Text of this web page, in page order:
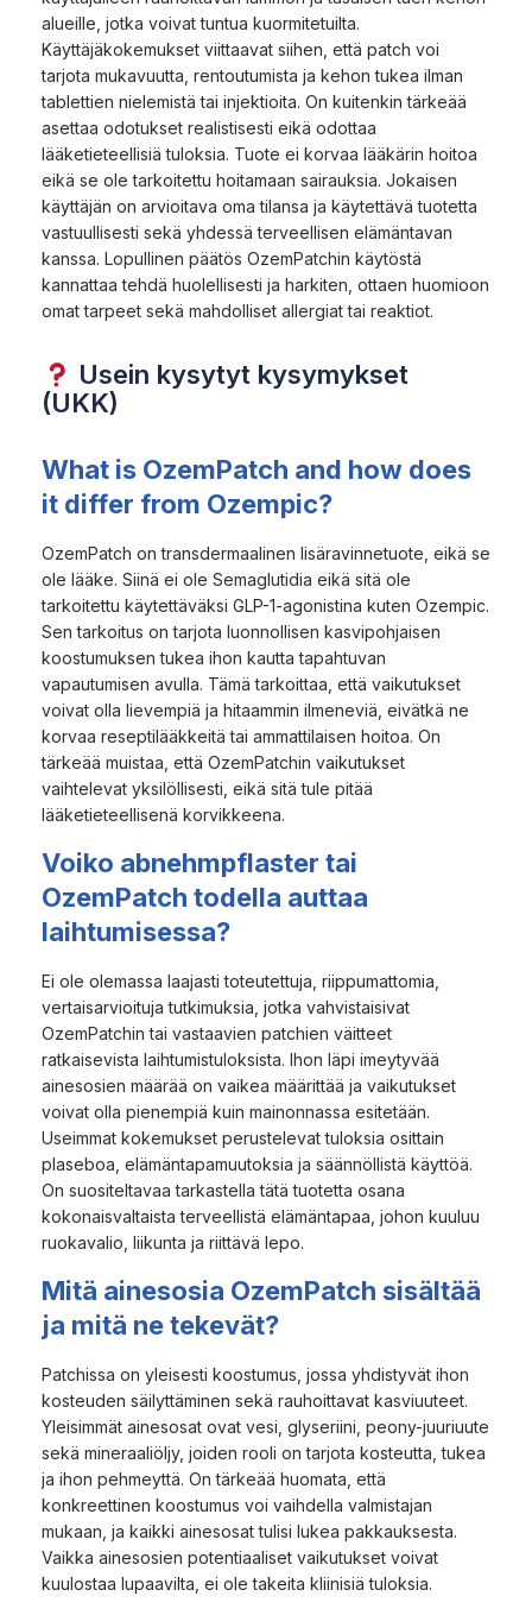
alueille, jotka voivat tuntua kuormitetuilta.
Käyttäjäkokemukset viittaavat siihen, että patch voi
tarjota mukavuutta, rentoutumista ja kehon tukea ilman
tablettien nielemistä tai injektioita. On kuitenkin tärkeää
asettaa odotukset realistisesti eikä odottaa
lääketieteellisiä tuloksia. Tuote ei korvaa lääkärin hoitoa
eikä se ole tarkoitettu hoitamaan sairauksia. Jokaisen
käyttäjän on arvioitava oma tilansa ja käytettävä tuotetta
vastuullisesti sekä yhdessä terveellisen elämäntavan
kanssa. Lopullinen päätös OzemPatchin käytöstä
kannattaa tehdä huolellisesti ja harkiten, ottaen huomioon
omat tarpeet sekä mahdolliset allergiat tai reaktiot.
Usein kysytyt kysymykset
(UKK)
What is OzemPatch and how does
it differ from Ozempic?
OzemPatch on transdermaalinen lisäravinnetuote, eikä se
ole lääke. Siinä ei ole Semaglutidia eikä sitä ole
tarkoitettu käytettäväksi GLP-1-agonistina kuten Ozempic.
Sen tarkoitus on tarjota luonnollisen kasvipohjaisen
koostumuksen tukea ihon kautta tapahtuvan
vapautumisen avulla. Tämä tarkoittaa, että vaikutukset
voivat olla lievempiä ja hitaammin ilmeneviä, eivätkä ne
korvaa reseptilääkkeitä tai ammattilaisen hoitoa. On
tärkeää muistaa, että OzemPatchin vaikutukset
vaihtelevat yksilöllisesti, eikä sitä tule pitää
lääketieteellisenä korvikkeena.
Voiko abnehmpflaster tai
OzemPatch todella auttaa
laihtumisessa?
Ei ole olemassa laajasti toteutettuja, riippumattomia,
vertaisarvioituja tutkimuksia, jotka vahvistaisivat
OzemPatchin tai vastaavien patchien väitteet
ratkaisevista laihtumistuloksista. Ihon läpi imeytyvää
ainesosien määrää on vaikea määrittää ja vaikutukset
voivat olla pienempiä kuin mainonnassa esitetään.
Useimmat kokemukset perustelevat tuloksia osittain
plaseboa, elämäntapamuutoksia ja säännöllistä käyttöä.
On suositeltavaa tarkastella tätä tuotetta osana
kokonaisvaltaista terveellistä elämäntapaa, johon kuuluu
ruokavalio, liikunta ja riittävä lepo.
Mitä ainesosia OzemPatch sisältää
ja mitä ne tekevät?
Patchissa on yleisesti koostumus, jossa yhdistyvät ihon
kosteuden säilyttäminen sekä rauhoittavat kasviuuteet.
Yleisimmät ainesosat ovat vesi, glyseriini, peony-juuriuute
sekä mineraaliöljy, joiden rooli on tarjota kosteutta, tukea
ja ihon pehmeyttä. On tärkeää huomata, että
konkreettinen koostumus voi vaihdella valmistajan
mukaan, ja kaikki ainesosat tulisi lukea pakkauksesta.
Vaikka ainesosien potentiaaliset vaikutukset voivat
kuulostaa lupaavilta, ei ole takeita kliinisiä tuloksia.